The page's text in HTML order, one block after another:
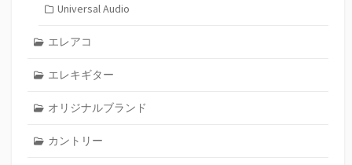
Universal Audio
エレアコ
エレキギター
オリジナルブランド
カントリー